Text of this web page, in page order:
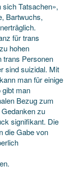
sich Tatsachen»,
Bartwuchs,
für trans
hohen
trans Personen
sind suizidal. Mit
man für einige
gibt man
Bezug zum
zu
signifikant. Die
die Gabe von